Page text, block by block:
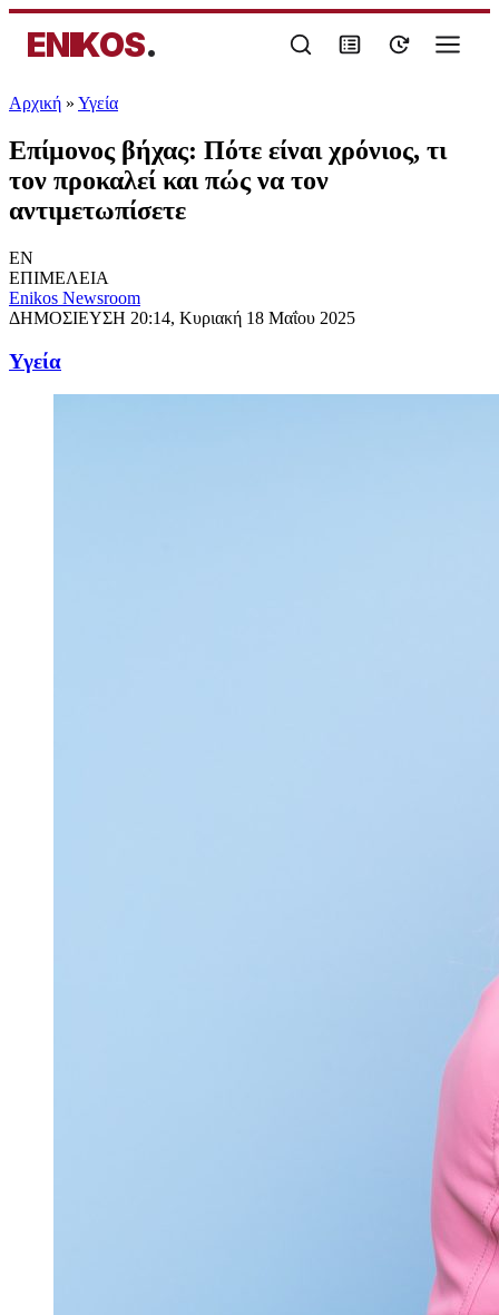
ENIKOS.
Αρχική » Υγεία
Επίμονος βήχας: Πότε είναι χρόνιος, τι
τον προκαλεί και πώς να τον
αντιμετωπίσετε
EN
ΕΠΙΜΕΛΕΙΑ
Enikos Newsroom
ΔΗΜΟΣΙΕΥΣΗ 20:14, Κυριακή 18 Μαΐου 2025
Υγεία